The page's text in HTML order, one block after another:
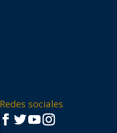
Redes sociales